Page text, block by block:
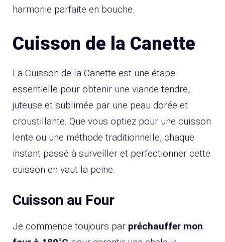
harmonie parfaite en bouche.
Cuisson de la Canette
La Cuisson de la Canette est une étape
essentielle pour obtenir une viande tendre,
juteuse et sublimée par une peau dorée et
croustillante. Que vous optiez pour une cuisson
lente ou une méthode traditionnelle, chaque
instant passé à surveiller et perfectionner cette
cuisson en vaut la peine.
Cuisson au Four
Je commence toujours par préchauffer mon